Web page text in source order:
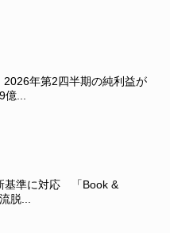
2026年第2四半期の純利益が
億...
基準に対応 「Book &
脱...